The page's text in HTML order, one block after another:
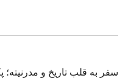
سفر به قلب تاریخ و